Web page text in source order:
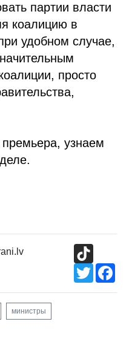
партии власти
коалицию в
удобном случае,
просто
узнаем
Twitter
министры